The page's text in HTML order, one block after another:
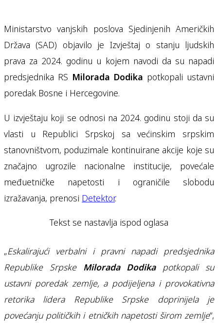
Ministarstvo vanjskih poslova Sjedinjenih Američkih
Država (SAD) objavilo je Izvještaj o stanju ljudskih
prava za 2024. godinu u kojem navodi da su napadi
predsjednika RS Milorada Dodika potkopali ustavni
poredak Bosne i Hercegovine.
U izvještaju koji se odnosi na 2024. godinu stoji da su
vlasti u Republici Srpskoj sa većinskim srpskim
stanovništvom, poduzimale kontinuirane akcije koje su
značajno ugrozile nacionalne institucije, povećale
međuetničke napetosti i ograničile slobodu
izražavanja, prenosi Detektor.
Tekst se nastavlja ispod oglasa
„Eskalirajući verbalni i pravni napadi predsjednika
Republike Srpske Milorada Dodikapotkopali su
ustavni poredak zemlje, a podijeljena i provokativna
retorika lidera Republike Srpske doprinijela je
povećanju političkih i etničkih napetosti širom zemlje“,